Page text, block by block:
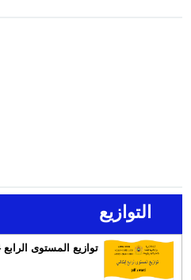
التوازيع
توازيع المستوى الرابع 4 إبتدائي 2025-2026 word